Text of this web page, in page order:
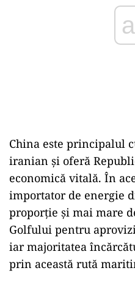
China este principalul
iranian și oferă
economică vitală. În
importator de energie
proporție și mai mare
Golfului pentru
iar majoritatea
prin această rută